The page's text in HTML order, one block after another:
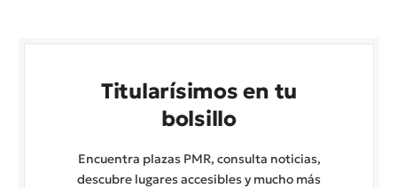
Titularísimos en tu
bolsillo
Encuentra plazas PMR, consulta noticias,
descubre lugares accesibles y mucho más